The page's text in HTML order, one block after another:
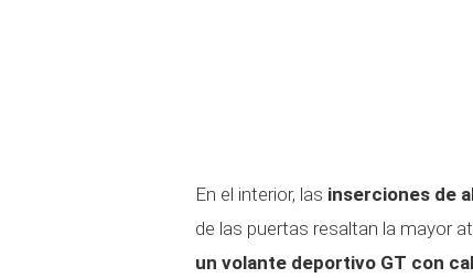
En el interior, las inserciones de
de las puertas resaltan la mayor
un volante deportivo GT con